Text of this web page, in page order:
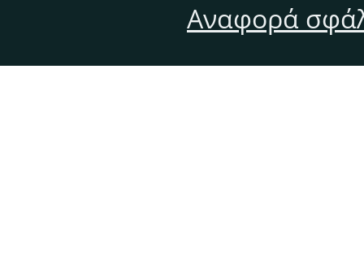
Αναφορά